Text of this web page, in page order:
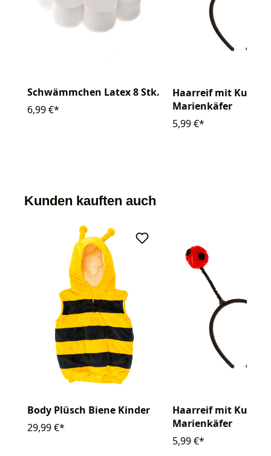
Schwämmchen Latex 8 Stk.
6,99 €*
Haarreif mit Kugeln
Marienkäfer
5,99 €*
Kunden kauften auch
Body Plüsch Biene Kinder
29,99 €*
Haarreif mit Kugeln
Marienkäfer
5,99 €*